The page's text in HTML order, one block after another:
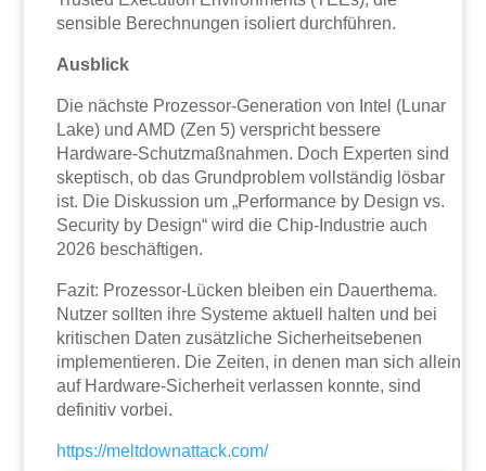
sensible Berechnungen isoliert durchführen.
Ausblick
Die nächste Prozessor-Generation von Intel (Lunar
Lake) und AMD (Zen 5) verspricht bessere
Hardware-Schutzmaßnahmen. Doch Experten sind
skeptisch, ob das Grundproblem vollständig lösbar
ist. Die Diskussion um „Performance by Design vs.
Security by Design“ wird die Chip-Industrie auch
2026 beschäftigen.
Fazit: Prozessor-Lücken bleiben ein Dauerthema.
Nutzer sollten ihre Systeme aktuell halten und bei
kritischen Daten zusätzliche Sicherheitsebenen
implementieren. Die Zeiten, in denen man sich allein
auf Hardware-Sicherheit verlassen konnte, sind
definitiv vorbei.
https://meltdownattack.com/